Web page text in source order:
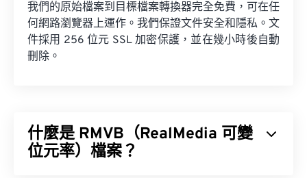
我們的原始檔案到目標檔案轉換器完全免費，可在任
何網路瀏覽器上運作。我們保證文件安全和隱私。文
件採用 256 位元 SSL 加密保護，並在幾小時後自動
刪除。
什麼是 RMVB（RealMedia 可變
位元率）檔案？